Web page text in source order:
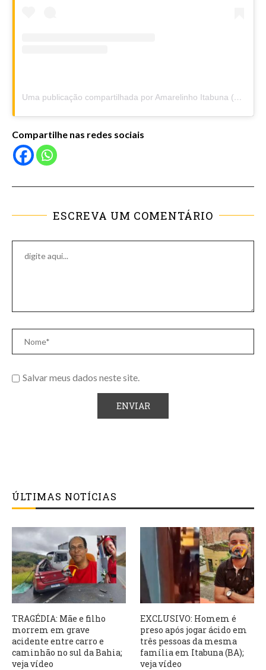
Uma publicação compartilhada por Amarelinho Itabuna (@amarelinhoitabuna)
Compartilhe nas redes sociais
ESCREVA UM COMENTÁRIO
Salvar meus dados neste site.
ÚLTIMAS NOTÍCIAS
TRAGÉDIA: Mãe e filho
morrem em grave
acidente entre carro e
caminhão no sul da Bahia;
veja vídeo
EXCLUSIVO: Homem é
preso após jogar ácido em
três pessoas da mesma
família em Itabuna (BA);
veja vídeo